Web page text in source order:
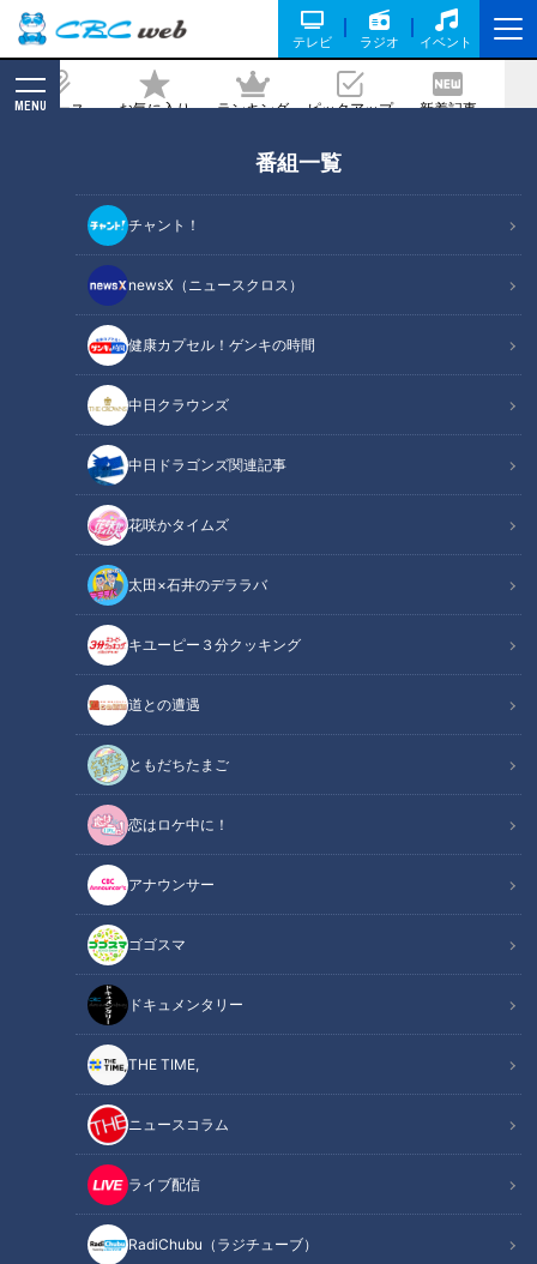
テレビ ラジオ イベント
ニュース お気に入り ランキング ピックアップ 新着記事
MENU
番組一覧
チャント！
newsX（ニュースクロス）
健康カプセル！ゲンキの時間
中日クラウンズ
中日ドラゴンズ関連記事
花咲かタイムズ
太田×石井のデララバ
キユーピー３分クッキング
道との遭遇
ともだちたまご
恋はロケ中に！
アナウンサー
ゴゴスマ
ドキュメンタリー
THE TIME,
ニュースコラム
ライブ配信
RadiChubu（ラジチューブ）
…専門医に学ぶ「正しい水の飲み方」
2026/03/22 07:10
CBCテレビ『健康カプセル！ゲンキの時間』
健康カプセル！ゲンキの時間
「健康カプセル！ゲンキの時間」アーカイブ
身近な健康問題とその改善法を、様々なテーマで紹介する番組
『健康カプセル！ゲンキの時間』。
メインMCに石丸幹二さん、サブMCは坂下千里子さんです。
ドクターは、済生会横浜市東部病院 患者支援センター長 医学
博士 谷口英喜先生です。
関連リンク
法はこちらから【0分40秒～】
今回のテーマは
「正しい水の飲み方」』
朝起きた時に「めまいがする」「疲れが取れない」「頭痛がす
る」。その原因は脱水かもしれません。正しい水分補給をしな
いと摂った水分が無駄になるばかりか、意外な病気につながり